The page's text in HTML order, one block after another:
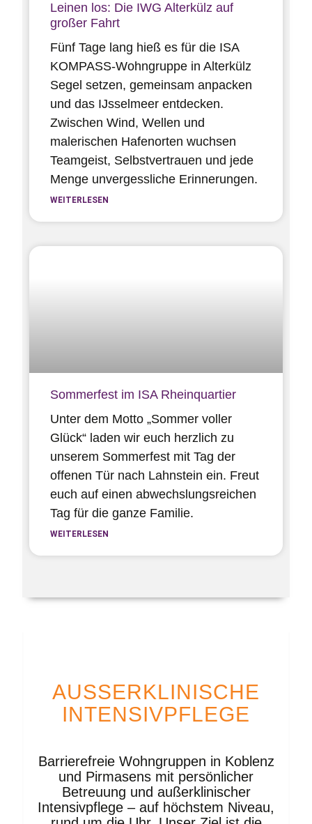
Leinen los: Die IWG Alterkülz auf
großer Fahrt
Fünf Tage lang hieß es für die ISA
KOMPASS-Wohngruppe in Alterkülz
Segel setzen, gemeinsam anpacken
und das IJsselmeer entdecken.
Zwischen Wind, Wellen und
malerischen Hafenorten wuchsen
Teamgeist, Selbstvertrauen und jede
Menge unvergessliche Erinnerungen.
WEITERLESEN
Sommerfest im ISA Rheinquartier
Unter dem Motto „Sommer voller
Glück“ laden wir euch herzlich zu
unserem Sommerfest mit Tag der
offenen Tür nach Lahnstein ein. Freut
euch auf einen abwechslungs­reichen
Tag für die ganze Familie.
WEITERLESEN
AUSSERKLINISCHE I
NTENSIVPFLEGE
Barrierefreie Wohngruppen in Koblenz
und Pirmasens mit persönlicher
Betreuung und außerklinischer
Intensivpflege – auf höchstem Niveau,